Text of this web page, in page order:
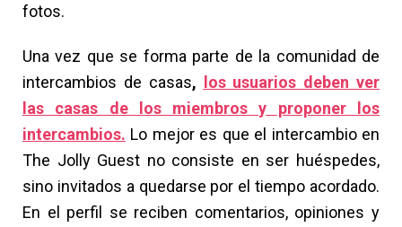
fotos.
Una vez que se forma parte de la comunidad de
intercambios de casas, los usuarios deben ver
las casas de los miembros y proponer los
intercambios. Lo mejor es que el intercambio en
The Jolly Guest no consiste en ser huéspedes,
sino invitados a quedarse por el tiempo acordado.
En el perfil se reciben comentarios, opiniones y